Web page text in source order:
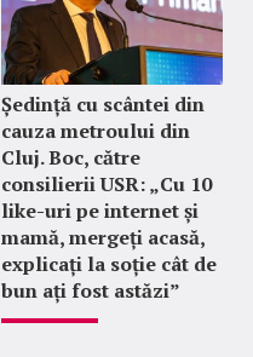
Ședință cu scântei din
cauza metroului din
Cluj. Boc, către
consilierii USR: „Cu 10
like-uri pe internet și
mamă, mergeți acasă,
explicați la soție cât de
bun ați fost astăzi”